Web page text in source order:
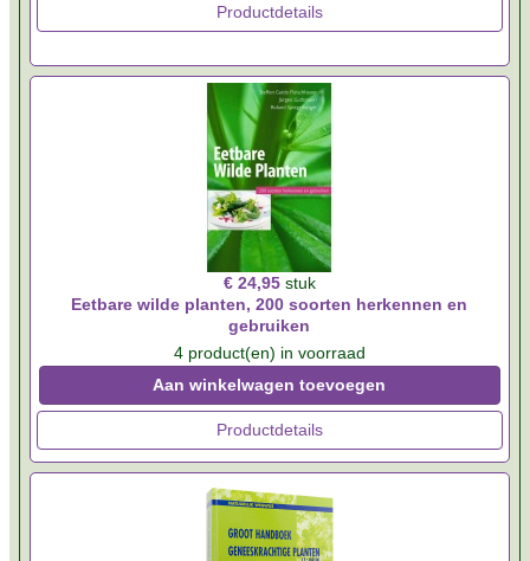
Productdetails
€ 24,95 stuk
Eetbare wilde planten, 200 soorten herkennen en
gebruiken
4 product(en) in voorraad
Aan winkelwagen toevoegen
Productdetails